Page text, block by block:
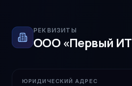
РЕКВИЗИТЫ
ООО «Первый ИТ
ЮРИДИЧЕСКИЙ АДРЕС